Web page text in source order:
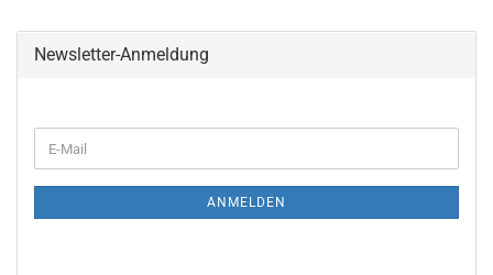
Newsletter-Anmeldung
ZUR
E-
Mail
ANMELDEN